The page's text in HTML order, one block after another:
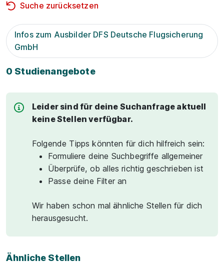
Suche zurücksetzen
Infos zum Ausbilder DFS Deutsche Flugsicherung
GmbH
0 Studienangebote
Leider sind für deine Suchanfrage aktuell
keine Stellen verfügbar.
Folgende Tipps könnten für dich hilfreich sein:
Formuliere deine Suchbegriffe allgemeiner
Überprüfe, ob alles richtig geschrieben ist
Passe deine Filter an
Wir haben schon mal ähnliche Stellen für dich
herausgesucht.
Ähnliche Stellen